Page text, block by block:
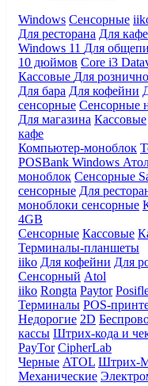
Windows Сенсорные
Для ресторана Для кафе
Windows 11 Для
10 дюймов Core i3
Кассовые Для
Для бара Для кофейни
сенсорные Сенсорные
Для магазина Кассовые
кафе
Компьютер-моноблок
POSBank Windows
моноблок Сенсорные
сенсорные Для
моноблоки сенсорные
4GB
Сенсорные Кассовые
Терминалы-планшеты
iiko Для кофейни Для
Сенсорный Atol
iiko Rongta Paytor
Терминалы POS-
Недорогие 2D
кассы Штрих-кода и
PayTor CipherLab
Черные ATOL Штрих-
Механические